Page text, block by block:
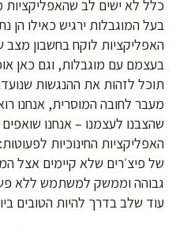
כלל לא ישים לב
בעל המוגבלות ירגיש כאילו הן
האפליקציות לוקח בחשבון מצב
בעצמם עם מוגבלות, וגם כאן
תוכל לזהות את ההנגשות
מעבר לחובה המוסרית, אנחנו
שהצבנו לעצמנו – אנחנו
האפליקציות החינוכיות
של פיצ׳רים שלא קיימים אצל
גבוהה וממשק למשתמש ללא
עוד שלב בדרך להיות הטובים